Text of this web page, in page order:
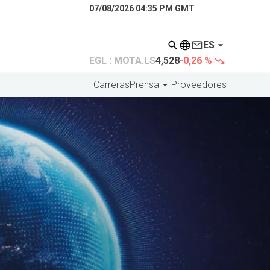
ES
07/08/2026 04:35 PM GMT
EGL : MOTA.LS4,528-0,26 %
CarrerasPrensa Proveedores